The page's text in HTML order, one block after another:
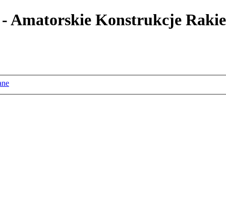
Amatorskie Konstrukcje